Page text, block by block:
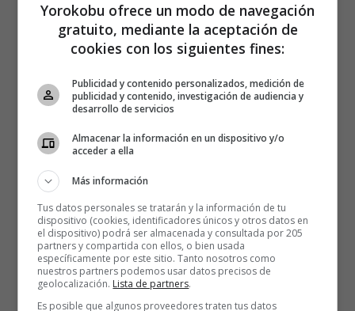
Yorokobu ofrece un modo de navegación
gratuito, mediante la aceptación de
cookies con los siguientes fines:
Publicidad y contenido personalizados, medición de
publicidad y contenido, investigación de audiencia y
desarrollo de servicios
Almacenar la información en un dispositivo y/o
acceder a ella
Más información
Tus datos personales se tratarán y la información de tu
dispositivo (cookies, identificadores únicos y otros datos en
el dispositivo) podrá ser almacenada y consultada por 205
partners y compartida con ellos, o bien usada
específicamente por este sitio. Tanto nosotros como
nuestros partners podemos usar datos precisos de
geolocalización. Lista de partners.
Es posible que algunos proveedores traten tus datos